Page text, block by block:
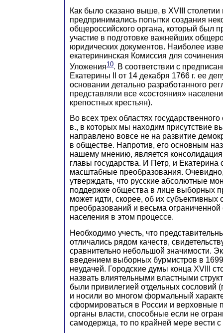
Как было сказано выше, в XVIII столетии
предпринимались попытки создания
общероссийского органа, который был
участие в подготовке важнейших
юридических документов. Наиболее
екатерининская Комиссия для
Уложения10. В соответствии с
Екатерины II от 14 декабря 1766 г. ее
основании детально разработанного
представляли все «состояния»
крепостных крестьян).
Во всех трех областях
в., в которых мы находим присутствие
направлено вовсе не на развитие
в обществе. Напротив, его основным
нашему мнению, является
главы государства. И Петр, и Екатерина
масштабные преобразования.
утверждать, что русские абсолютные
поддержке общества в лице выборных
может идти, скорее, об их субъективных
преобразований и весьма ограниченной
населения в этом процессе.
Необходимо учесть, что
отличались рядом качеств,
сравнительно небольшой значимости.
введением выборных бурмистров в 1699
неудачей. Городские думы конца XVIII
назвать влиятельными властными
были привилегией отдельных сословий
и носили во многом формальный
сформироваться в России и верховные
органы власти, способные если не
самодержца, то по крайней мере вести с